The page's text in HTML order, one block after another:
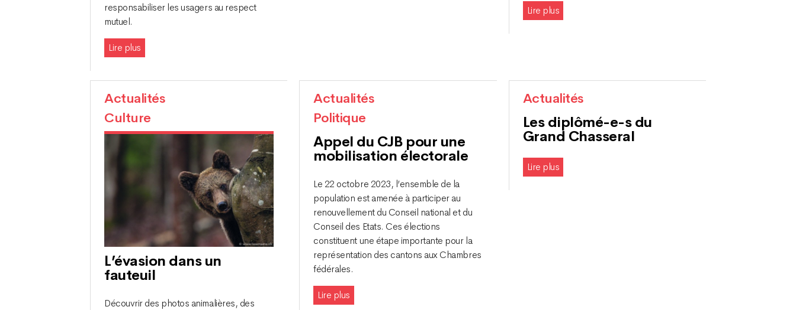
responsabiliser les usagers au respect
mutuel.
Lire plus
Lire plus
Actualités
Culture
L’évasion dans un
fauteuil
Découvrir des photos animalières, des
Actualités
Politique
Appel du CJB pour une
mobilisation électorale
Le 22 octobre 2023, l’ensemble de la
population est amenée à participer au
renouvellement du Conseil national et du
Conseil des Etats. Ces élections
constituent une étape importante pour la
représentation des cantons aux Chambres
fédérales.
Lire plus
Actualités
Les diplômé-e-s du
Grand Chasseral
Lire plus